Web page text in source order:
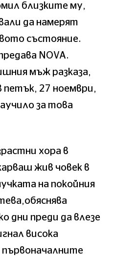
близките му,
да намерят
състояние.
NOVA.
мъж разказа,
петък, 27 ноември,
за това
хора в
жив човек в
на покойния
дни преди да влезе
висока